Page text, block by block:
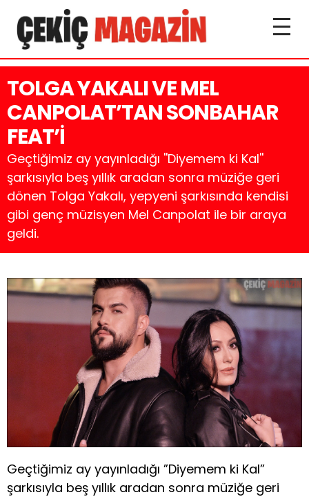
TOLGA YAKALI VE MEL
CANPOLAT’TAN SONBAHAR
FEAT’İ
Geçtiğimiz ay yayınladığı ''Diyemem ki Kal''
şarkısıyla beş yıllık aradan sonra müziğe geri
dönen Tolga Yakalı, yepyeni şarkısında kendisi
gibi genç müzisyen Mel Canpolat ile bir araya
geldi.
Geçtiğimiz ay yayınladığı ”Diyemem ki Kal”
şarkısıyla beş yıllık aradan sonra müziğe geri